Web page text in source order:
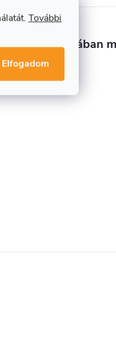
További
Elfogadom
a kategóriában